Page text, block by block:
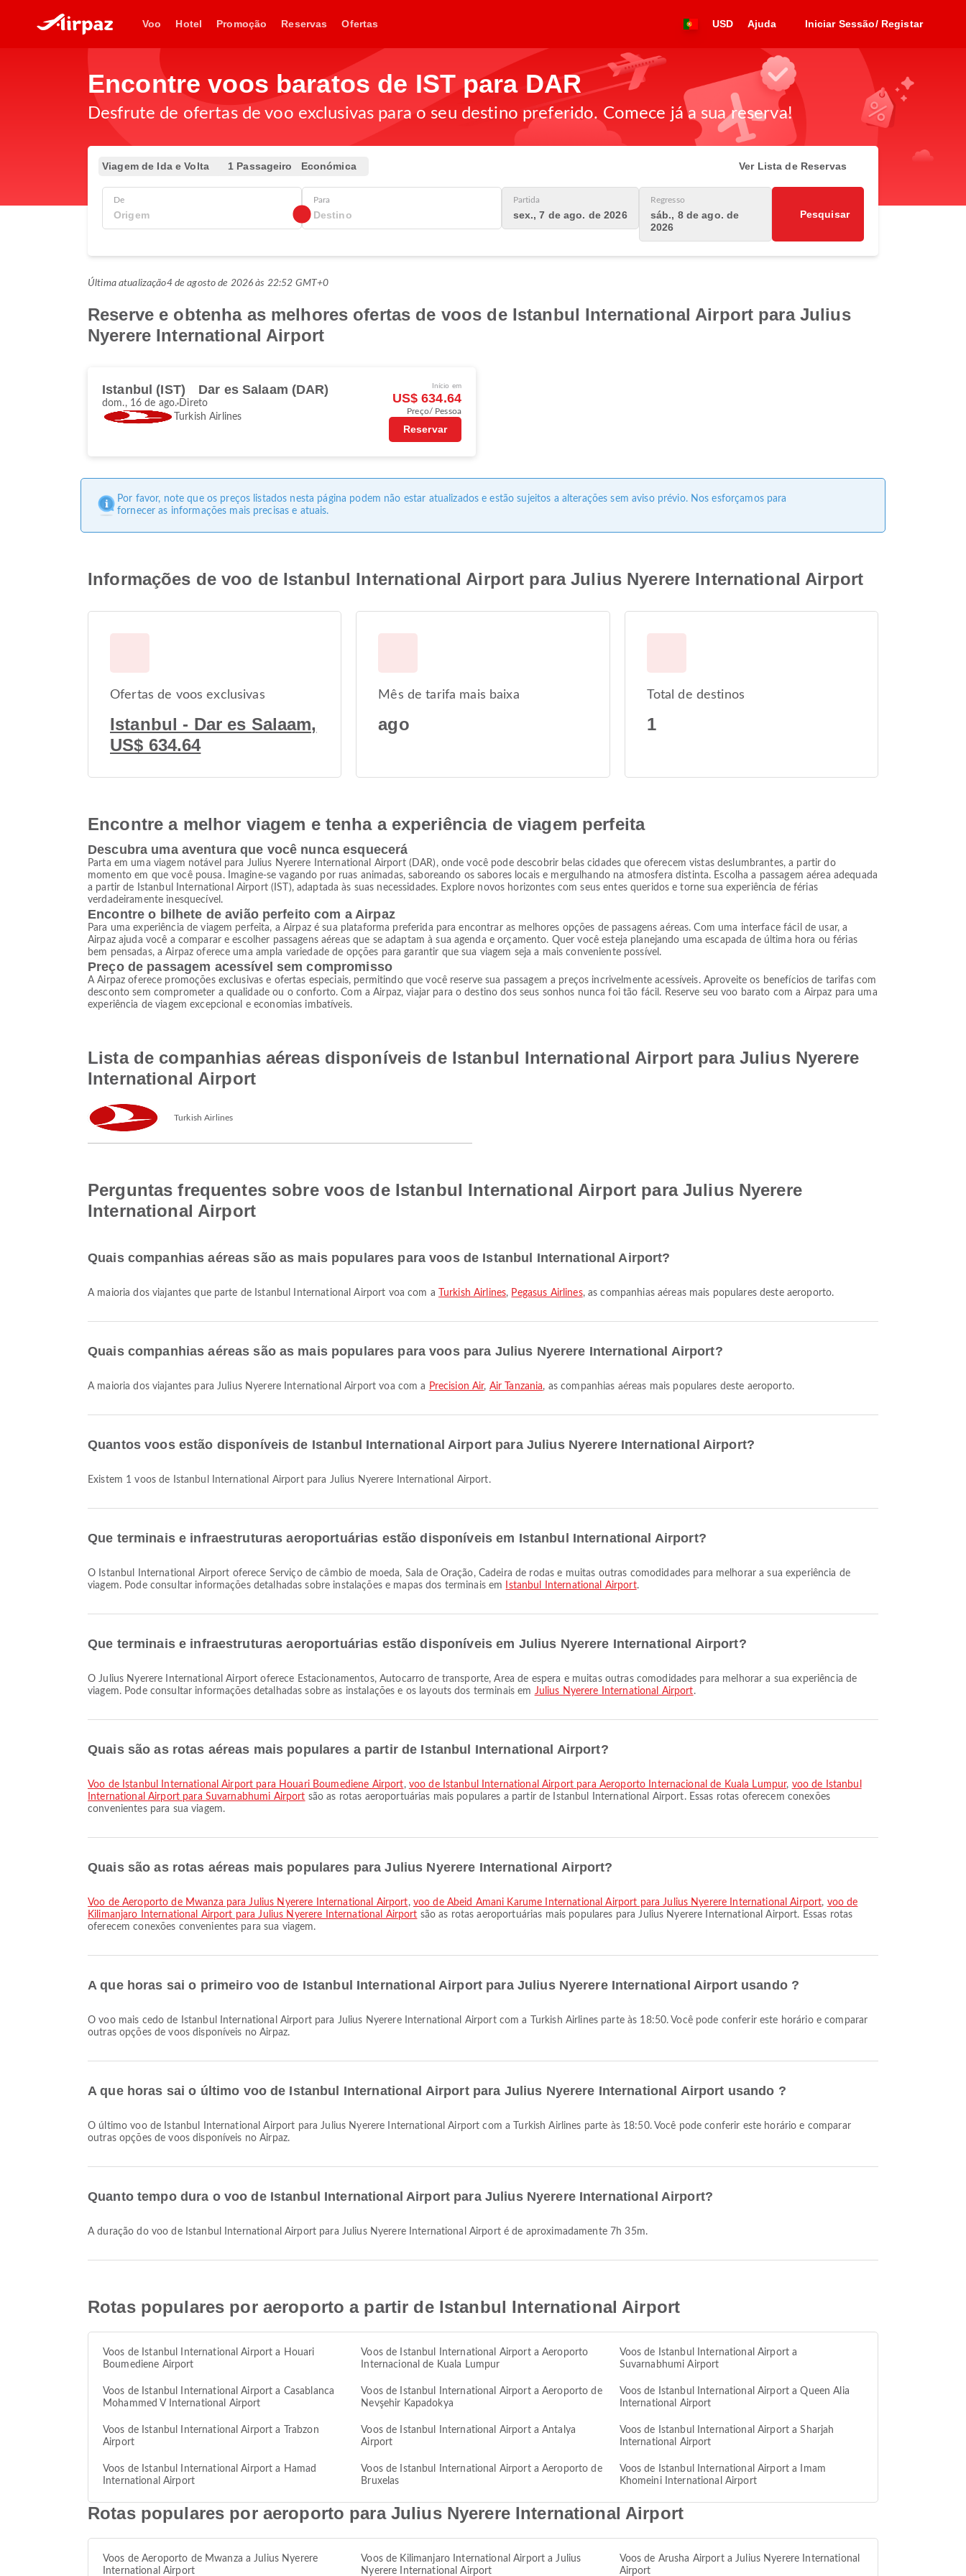
Voo Hotel Promoção Reservas Ofertas USD Ajuda Iniciar Sessão/ Registar
Encontre voos baratos de IST para DAR
Desfrute de ofertas de voo exclusivas para o seu destino preferido. Comece já a sua reserva!
Viagem de Ida e Volta 1 Passageiro Económica Ver Lista de Reservas
De Para Partida
sex., 7 de ago. de 2026
Regresso
sáb., 8 de ago. de
2026
Pesquisar
Última atualização4 de agosto de 2026 às 22:52 GMT+0
Reserve e obtenha as melhores ofertas de voos de Istanbul International Airport para Julius
Nyerere International Airport
Istanbul (IST) Dar es Salaam (DAR)
dom., 16 de ago. Direto
Turkish Airlines
Início em
US$ 634.64
Preço/ Pessoa
Reservar
Por favor, note que os preços listados nesta página podem não estar atualizados e estão sujeitos a alterações sem aviso prévio. Nos esforçamos para
fornecer as informações mais precisas e atuais.
Informações de voo de Istanbul International Airport para Julius Nyerere International Airport
Ofertas de voos exclusivas
Istanbul - Dar es Salaam,
US$ 634.64
Mês de tarifa mais baixa
ago
Total de destinos
1
Encontre a melhor viagem e tenha a experiência de viagem perfeita
Descubra uma aventura que você nunca esquecerá
Parta em uma viagem notável para Julius Nyerere International Airport (DAR), onde você pode descobrir belas cidades que oferecem vistas deslumbrantes, a partir do
momento em que você pousa. Imagine-se vagando por ruas animadas, saboreando os sabores locais e mergulhando na atmosfera distinta. Escolha a passagem aérea adequada
a partir de Istanbul International Airport (IST), adaptada às suas necessidades. Explore novos horizontes com seus entes queridos e torne sua experiência de férias
verdadeiramente inesquecível.
Encontre o bilhete de avião perfeito com a Airpaz
Para uma experiência de viagem perfeita, a Airpaz é sua plataforma preferida para encontrar as melhores opções de passagens aéreas. Com uma interface fácil de usar, a
Airpaz ajuda você a comparar e escolher passagens aéreas que se adaptam à sua agenda e orçamento. Quer você esteja planejando uma escapada de última hora ou férias
bem pensadas, a Airpaz oferece uma ampla variedade de opções para garantir que sua viagem seja a mais conveniente possível.
Preço de passagem acessível sem compromisso
A Airpaz oferece promoções exclusivas e ofertas especiais, permitindo que você reserve sua passagem a preços incrivelmente acessíveis. Aproveite os benefícios de tarifas com
desconto sem comprometer a qualidade ou o conforto. Com a Airpaz, viajar para o destino dos seus sonhos nunca foi tão fácil. Reserve seu voo barato com a Airpaz para uma
experiência de viagem excepcional e economias imbatíveis.
Lista de companhias aéreas disponíveis de Istanbul International Airport para Julius Nyerere
International Airport
Turkish Airlines
Perguntas frequentes sobre voos de Istanbul International Airport para Julius Nyerere
International Airport
Quais companhias aéreas são as mais populares para voos de Istanbul International Airport?
A maioria dos viajantes que parte de Istanbul International Airport voa com a Turkish Airlines, Pegasus Airlines, as companhias aéreas mais populares deste aeroporto.
Quais companhias aéreas são as mais populares para voos para Julius Nyerere International Airport?
A maioria dos viajantes para Julius Nyerere International Airport voa com a Precision Air, Air Tanzania, as companhias aéreas mais populares deste aeroporto.
Quantos voos estão disponíveis de Istanbul International Airport para Julius Nyerere International Airport?
Existem 1 voos de Istanbul International Airport para Julius Nyerere International Airport.
Que terminais e infraestruturas aeroportuárias estão disponíveis em Istanbul International Airport?
O Istanbul International Airport oferece Serviço de câmbio de moeda, Sala de Oração, Cadeira de rodas e muitas outras comodidades para melhorar a sua experiência de
viagem. Pode consultar informações detalhadas sobre instalações e mapas dos terminais em
Istanbul International Airport.
Que terminais e infraestruturas aeroportuárias estão disponíveis em Julius Nyerere International Airport?
O Julius Nyerere International Airport oferece Estacionamentos, Autocarro de transporte, Área de espera e muitas outras comodidades para melhorar a sua experiência de
viagem. Pode consultar informações detalhadas sobre as instalações e os layouts dos terminais em Julius Nyerere International Airport.
Quais são as rotas aéreas mais populares a partir de Istanbul International Airport?
voo de Istanbul International Airport para Houari Boumediene Airport, voo de Istanbul International Airport para Aeroporto Internacional de Kuala Lumpur, voo de Istanbul
International Airport para Suvarnabhumi Airport são as rotas aeroportuárias mais populares a partir de Istanbul International Airport. Essas rotas oferecem conexões
convenientes para sua viagem.
Quais são as rotas aéreas mais populares para Julius Nyerere International Airport?
voo de Aeroporto de Mwanza para Julius Nyerere International Airport, voo de Abeid Amani Karume International Airport para Julius Nyerere International Airport, voo de
Kilimanjaro International Airport para Julius Nyerere International Airport são as rotas aeroportuárias mais populares para Julius Nyerere International Airport. Essas rotas
oferecem conexões convenientes para sua viagem.
A que horas sai o primeiro voo de Istanbul International Airport para Julius Nyerere International Airport usando ?
O voo mais cedo de Istanbul International Airport para Julius Nyerere International Airport com a Turkish Airlines parte às 18:50. Você pode conferir este horário e comparar
outras opções de voos disponíveis no Airpaz.
A que horas sai o último voo de Istanbul International Airport para Julius Nyerere International Airport usando ?
O último voo de Istanbul International Airport para Julius Nyerere International Airport com a Turkish Airlines parte às 18:50. Você pode conferir este horário e comparar
outras opções de voos disponíveis no Airpaz.
Quanto tempo dura o voo de Istanbul International Airport para Julius Nyerere International Airport?
A duração do voo de Istanbul International Airport para Julius Nyerere International Airport é de aproximadamente 7h 35m.
Rotas populares por aeroporto a partir de Istanbul International Airport
Voos de Istanbul International Airport a Houari
Boumediene Airport
Voos de Istanbul International Airport a Aeroporto
Internacional de Kuala Lumpur
Voos de Istanbul International Airport a
Suvarnabhumi Airport
Voos de Istanbul International Airport a Casablanca
Mohammed V International Airport
Voos de Istanbul International Airport a Aeroporto de
Nevşehir Kapadokya
Voos de Istanbul International Airport a Queen Alia
International Airport
Voos de Istanbul International Airport a Trabzon
Airport
Voos de Istanbul International Airport a Antalya
Airport
Voos de Istanbul International Airport a Sharjah
International Airport
Voos de Istanbul International Airport a Hamad
International Airport
Voos de Istanbul International Airport a Aeroporto de
Bruxelas
Voos de Istanbul International Airport a Imam
Khomeini International Airport
Rotas populares por aeroporto para Julius Nyerere International Airport
Voos de Aeroporto de Mwanza a Julius Nyerere
International Airport
Voos de Kilimanjaro International Airport a Julius
Nyerere International Airport
Voos de Arusha Airport a Julius Nyerere International
Airport